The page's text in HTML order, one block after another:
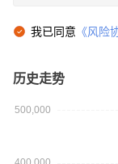
我已同意 《风险
历史走势